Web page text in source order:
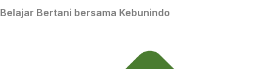
Belajar Bertani bersama Kebunindo